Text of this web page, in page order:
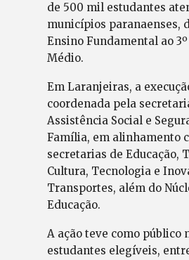
de 500 mil estudantes
municípios paranaenses,
Ensino Fundamental ao
Médio.
Em Laranjeiras, a
coordenada pela
Assistência Social e
Família, em alinhamento
secretarias de Educação,
Cultura, Tecnologia e
Transportes, além do
Educação.
A ação teve como público
estudantes elegíveis,